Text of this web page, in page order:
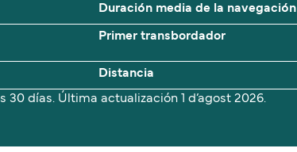
Duración media de la navegación
Primer transbordador
Distancia
30 días. Última actualización 1 d’agost 2026.